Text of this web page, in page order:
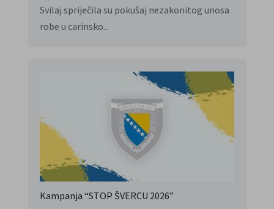
Svilaj spriječila su pokušaj nezakonitog unosa
robe u carinsko...
Kampanja “STOP ŠVERCU 2026”